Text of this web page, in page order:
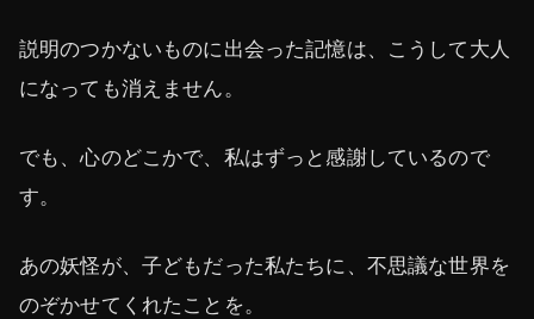
説明のつかないものに出会った記憶は、こうして大人
になっても消えません。
でも、心のどこかで、私はずっと感謝しているので
す。
あの妖怪が、子どもだった私たちに、不思議な世界を
のぞかせてくれたことを。